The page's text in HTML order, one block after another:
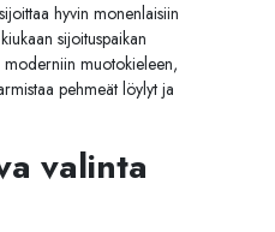
hyvin monenlaisiin
sijoituspaikan
moderniin muotokieleen,
pehmeät löylyt ja
valinta